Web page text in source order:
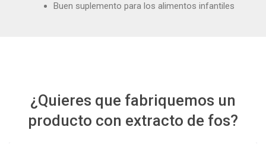
Buen suplemento para los alimentos infantiles
¿Quieres que fabriquemos un
producto con extracto de fos?